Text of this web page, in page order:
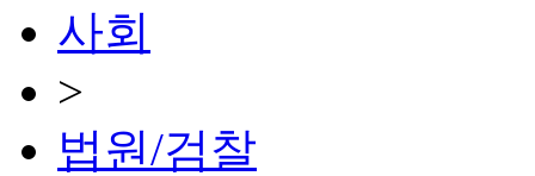
사회
>
법원/검찰